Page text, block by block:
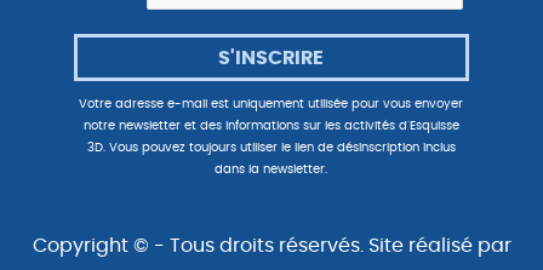
Votre adresse e-mail est uniquement utilisée pour vous envoyer
notre newsletter et des informations sur les activités d'Esquisse
3D. Vous pouvez toujours utiliser le lien de désinscription inclus
dans la newsletter.
Copyright © - Tous droits réservés. Site réalisé par